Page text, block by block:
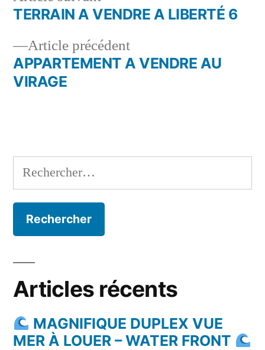
Navigation
de
l’article
Article précédentArticle
précédent :
APPARTEMENT A VENDRE AU
VIRAGE
suivant :
TERRAIN A VENDRE A LIBERTÉ 6
Rechercher :
Articles récents
MAGNIFIQUE DUPLEX VUE
MER À LOUER – WATER FRONT